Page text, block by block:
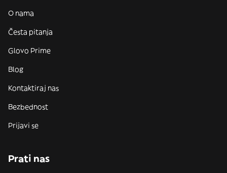
O nama
Česta pitanja
Glovo Prime
Blog
Kontaktiraj nas
Bezbednost
Prijavi se
Prati nas